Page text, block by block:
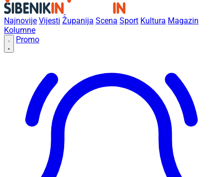
Najnovije Vijesti Županija Scena Sport Kultura Magazin
Kolumne
Promo